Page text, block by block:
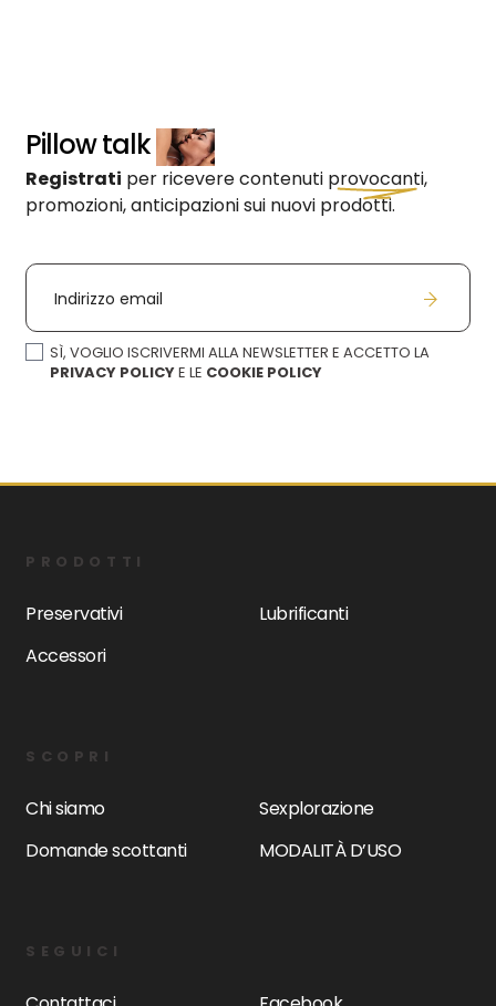
Pillow talk
Registrati per ricevere contenuti provocanti,
promozioni, anticipazioni sui nuovi prodotti.
Indirizzo email
SÌ, VOGLIO ISCRIVERMI ALLA NEWSLETTER E ACCETTO LA
PRIVACY POLICYE LE COOKIE POLICY
PRODOTTI
Preservativi
Lubrificanti
Accessori
SCOPRI
Chi siamo
Sexplorazione
Domande scottanti
MODALITÀ D’USO
SEGUICI